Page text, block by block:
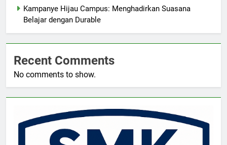
Kampanye Hijau Campus: Menghadirkan Suasana
Belajar dengan Durable
Recent Comments
No comments to show.